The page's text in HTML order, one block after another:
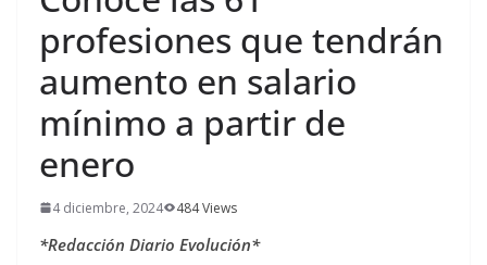
profesiones que tendrán
aumento en salario
mínimo a partir de
enero
4 diciembre, 2024 484 Views
*Redacción Diario Evolución*